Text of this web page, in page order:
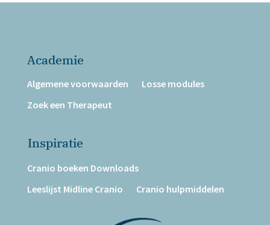
Academie
Algemene voorwaarden
Losse modules
Zoek een Therapeut
Inspiratie
Cranio boeken Downloads
Leeslijst Midline Cranio
Cranio hulpmiddelen